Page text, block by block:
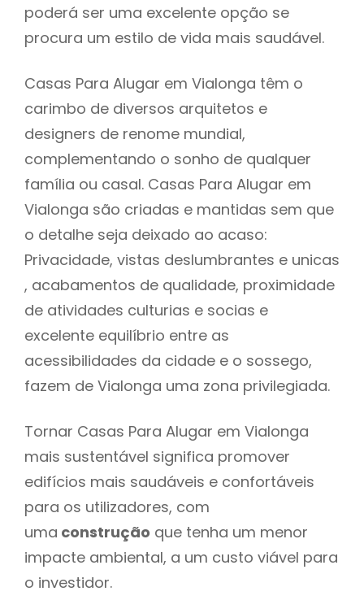
poderá ser uma excelente opção se
procura um estilo de vida mais saudável.
Casas Para Alugar em Vialonga têm o
carimbo de diversos arquitetos e
designers de renome mundial,
complementando o sonho de qualquer
família ou casal. Casas Para Alugar em
Vialonga são criadas e mantidas sem que
o detalhe seja deixado ao acaso:
Privacidade, vistas deslumbrantes e unicas
, acabamentos de qualidade, proximidade
de atividades culturias e socias e
excelente equilíbrio entre as
acessibilidades da cidade e o sossego,
fazem de Vialonga uma zona privilegiada.
Tornar Casas Para Alugar em Vialonga
mais sustentável significa promover
edifícios mais saudáveis e confortáveis
para os utilizadores, com
uma construção que tenha um menor
impacte ambiental, a um custo viável para
o investidor.